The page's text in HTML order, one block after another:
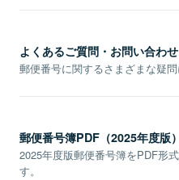
よくあるご質問・お問い合わせ
郵便番号に関するさまざまな疑問
郵便番号簿PDF（2025年度版）
2025年度版郵便番号簿をPDF形
す。